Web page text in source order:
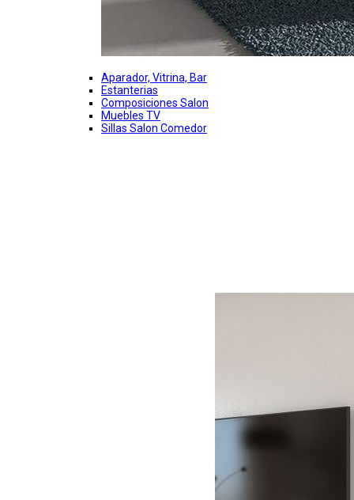
Aparador, Vitrina, Bar
Estanterias
Composiciones Salon
Muebles TV
Sillas Salon Comedor